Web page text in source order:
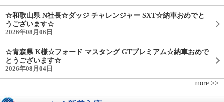
☆和歌山県 N社長☆ダッジ チャレンジャー SXT☆納車おめでと
うございます☆
2026年08月06日
☆青森県 K様☆フォード マスタング GTプレミアム☆納車おめで
とうございます☆
2026年08月04日
more >>